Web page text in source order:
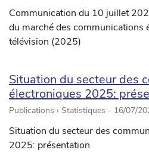
Communication du 10 juillet
du marché des communications
télévision (2025)
Situation du secteur des
électroniques 2025:
Publications › Statistiques - 16/07/
Situation du secteur des
2025: présentation